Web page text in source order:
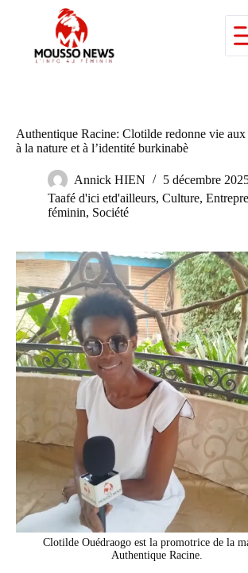
Authentique Racine: Clotilde redonne vie aux
à la nature et à l’identité burkinabè
Annick HIEN
5 décembre
Taafé d'ici etd'ailleurs, Culture,
féminin, Société
Clotilde Ouédraogo est la promotrice de la
Authentique Racine.